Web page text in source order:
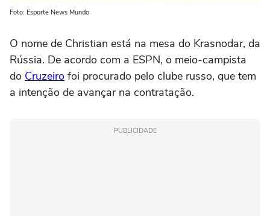
Foto: Esporte News Mundo
O nome de Christian está na mesa do Krasnodar, da
Rússia. De acordo com a ESPN, o meio-campista
do Cruzeiro foi procurado pelo clube russo, que tem
a intenção de avançar na contratação.
PUBLICIDADE